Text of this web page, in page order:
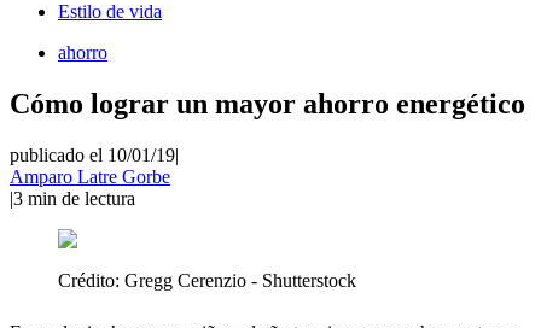
Estilo de vida
ahorro
Cómo lograr un mayor ahorro energético
publicado el 10/01/19|
Amparo Latre Gorbe
|3 min de lectura
Crédito: Gregg Cerenzio - Shutterstock